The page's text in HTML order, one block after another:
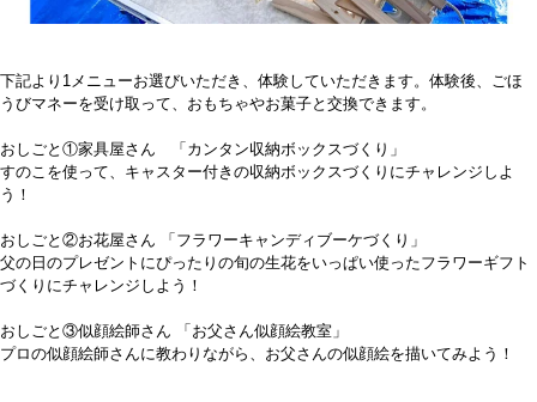
下記より1メニューお選びいただき、体験していただきます。体験後、ごほ
うびマネーを受け取って、おもちゃやお菓子と交換できます。
おしごと①家具屋さん 「カンタン収納ボックスづくり」
すのこを使って、キャスター付きの収納ボックスづくりにチャレンジしよ
う！
おしごと②お花屋さん 「フラワーキャンディブーケづくり」
父の日のプレゼントにぴったりの旬の生花をいっぱい使ったフラワーギフト
づくりにチャレンジしよう！
おしごと③似顔絵師さん 「お父さん似顔絵教室」
プロの似顔絵師さんに教わりながら、お父さんの似顔絵を描いてみよう！